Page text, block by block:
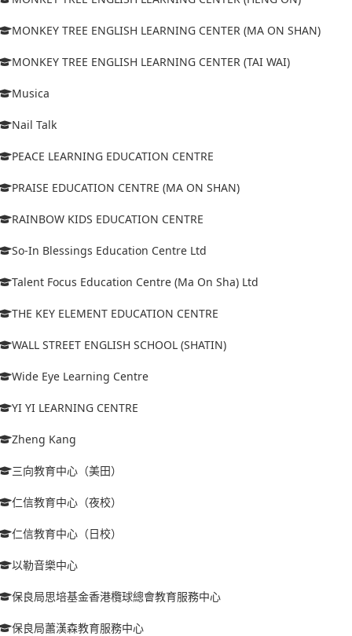
MONKEY TREE ENGLISH LEARNING CENTER (MA ON SHAN)
MONKEY TREE ENGLISH LEARNING CENTER (TAI WAI)
Musica
Nail Talk
PEACE LEARNING EDUCATION CENTRE
PRAISE EDUCATION CENTRE (MA ON SHAN)
RAINBOW KIDS EDUCATION CENTRE
So-In Blessings Education Centre Ltd
Talent Focus Education Centre (Ma On Sha) Ltd
THE KEY ELEMENT EDUCATION CENTRE
WALL STREET ENGLISH SCHOOL (SHATIN)
Wide Eye Learning Centre
YI YI LEARNING CENTRE
Zheng Kang
三向教育中心（美田）
仁信教育中心（夜校）
仁信教育中心（日校）
以勒音樂中心
保良局思培基金香港欖球總會教育服務中心
保良局蕭漢森教育服務中心